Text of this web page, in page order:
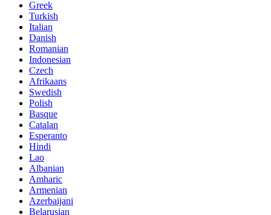
Greek
Turkish
Italian
Danish
Romanian
Indonesian
Czech
Afrikaans
Swedish
Polish
Basque
Catalan
Esperanto
Hindi
Lao
Albanian
Amharic
Armenian
Azerbaijani
Belarusian